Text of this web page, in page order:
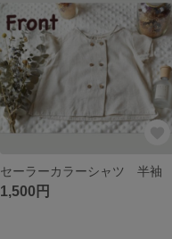
セーラーカラーシャツ 半袖
1,500円